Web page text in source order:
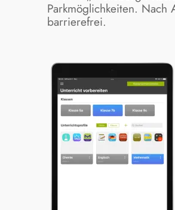
Parkmöglichkeiten. Nach
barrierefrei.